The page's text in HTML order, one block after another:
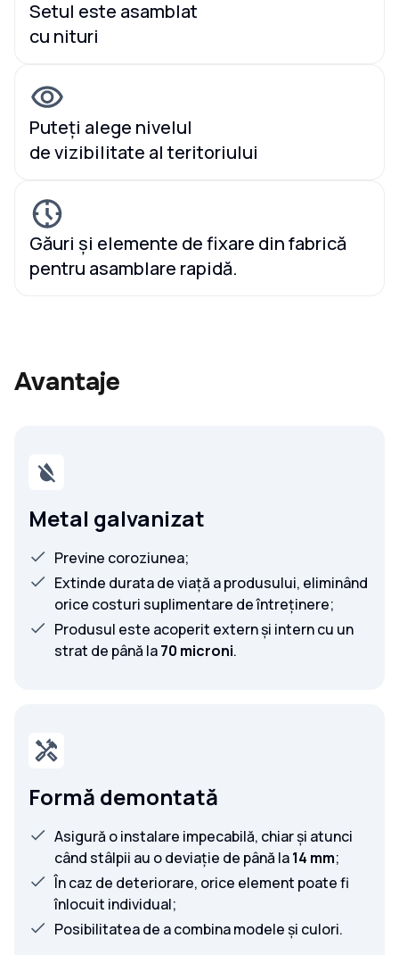
Setul este asamblat
cu nituri
Puteți alege nivelul
de vizibilitate al teritoriului
Găuri și elemente de fixare din fabrică
pentru asamblare rapidă.
Avantaje
Metal galvanizat
Previne coroziunea;
Extinde durata de viață a produsului, eliminând
orice costuri suplimentare de întreținere;
Produsul este acoperit extern și intern cu un
strat de până la70 microni.
Formă demontată
Asigură o instalare impecabilă, chiar și atunci
când stâlpii au o deviație de până la14 mm;
În caz de deteriorare, orice element poate fi
înlocuit individual;
Posibilitatea de a combina modele și culori.